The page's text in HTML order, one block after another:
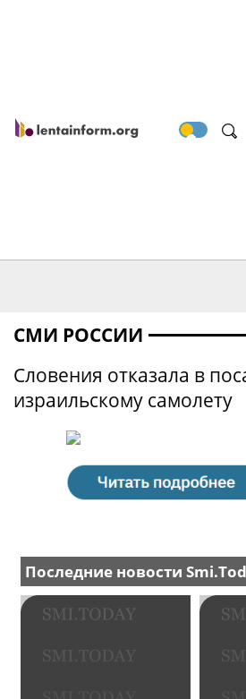
СМИ РОССИИ
Словения отказала в
израильскому самолету